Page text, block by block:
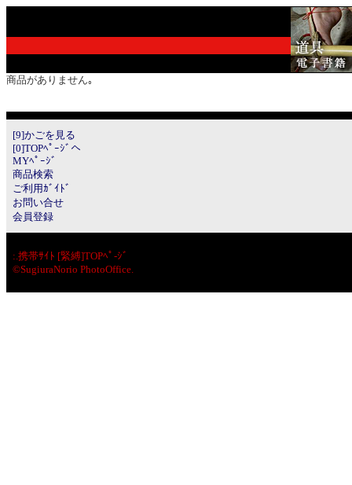
商品がありません｡
[9]かごを見る
[0]TOPﾍﾟｰｼﾞへ
MYﾍﾟｰｼﾞ
商品検索
ご利用ｶﾞｲﾄﾞ
お問い合せ
会員登録
:.携帯ｻｲﾄ [緊縛]TOPﾍﾟ-ｼﾞ
©SugiuraNorio PhotoOffice.